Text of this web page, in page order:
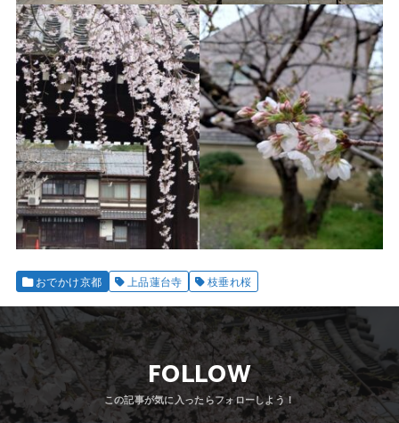
おでかけ京都 上品蓮台寺 枝垂れ桜
FOLLOW